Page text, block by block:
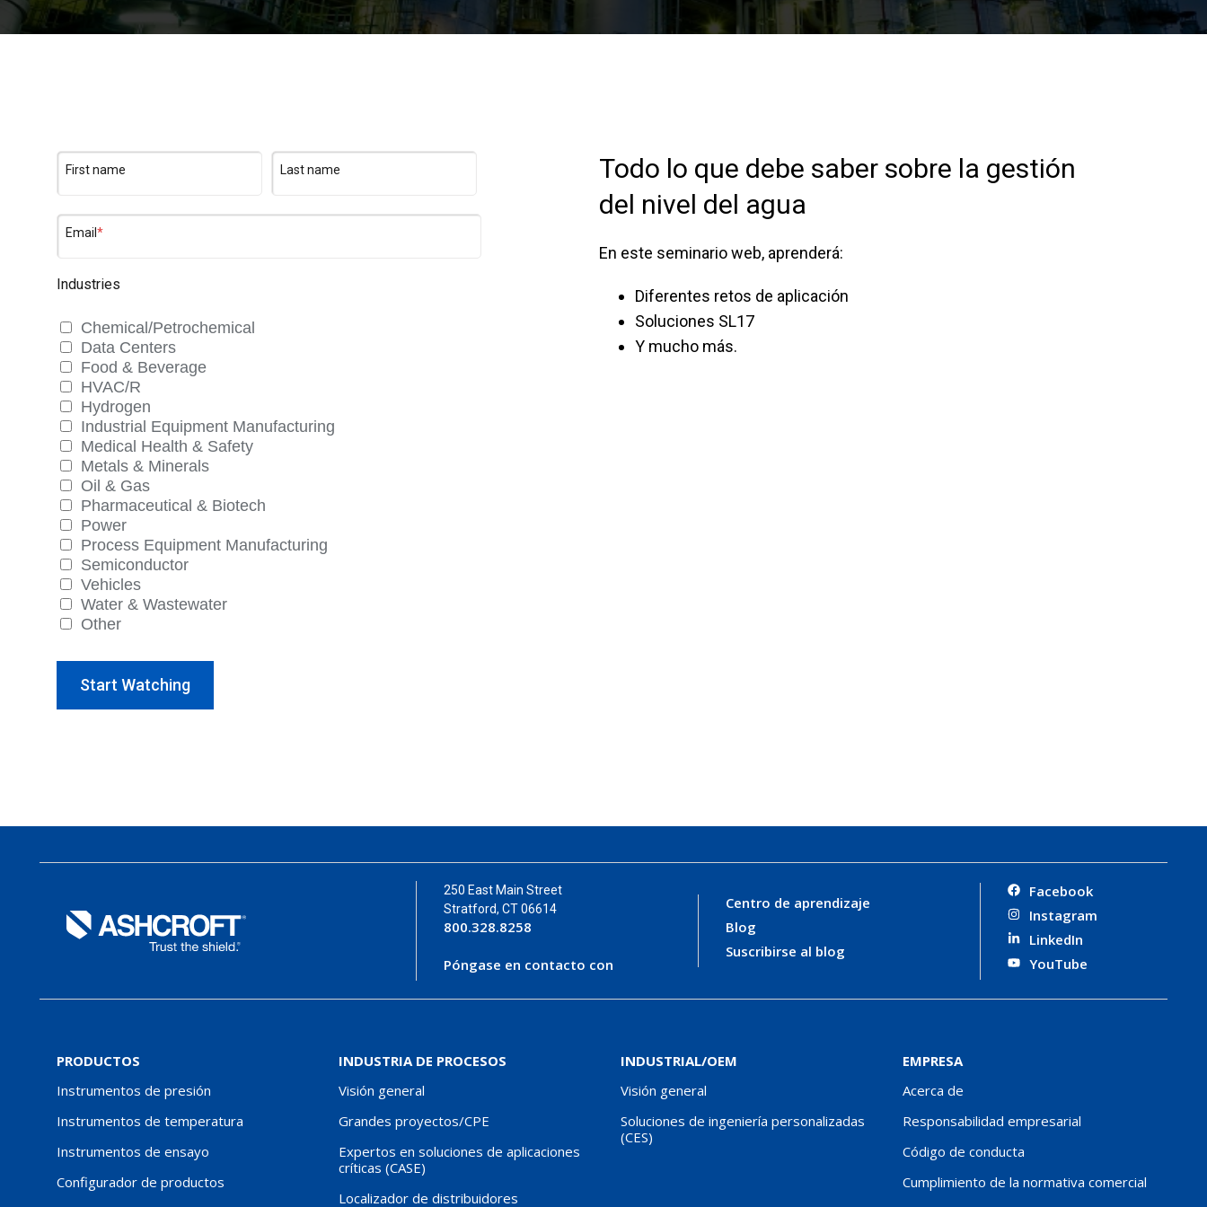
Agua y aguas residuales
First name Last name
Email *
Industries
Chemical/Petrochemical
Data Centers
Food & Beverage
HVAC/R
Hydrogen
Industrial Equipment Manufacturing
Medical Health & Safety
Metals & Minerals
Oil & Gas
Pharmaceutical & Biotech
Power
Process Equipment Manufacturing
Semiconductor
Vehicles
Water & Wastewater
Other
Todo lo que debe saber sobre la gestión
del nivel del agua
En este seminario web, aprenderá:
Diferentes retos de aplicación
Soluciones SL17
Y mucho más.
250 East Main Street
Stratford, CT 06614
800.328.8258
Póngase en contacto con
Centro de aprendizaje
Blog
Suscribirse al blog
Facebook
Instagram
LinkedIn
YouTube
PRODUCTOS
Instrumentos de presión
Instrumentos de temperatura
Instrumentos de ensayo
Configurador de productos
INDUSTRIA DE PROCESOS
Visión general
Grandes proyectos/CPE
Expertos en soluciones de aplicaciones
críticas (CASE)
Localizador de distribuidores
INDUSTRIAL/OEM
Visión general
Soluciones de ingeniería personalizadas
(CES)
EMPRESA
Acerca de
Responsabilidad empresarial
Código de conducta
Cumplimiento de la normativa comercial